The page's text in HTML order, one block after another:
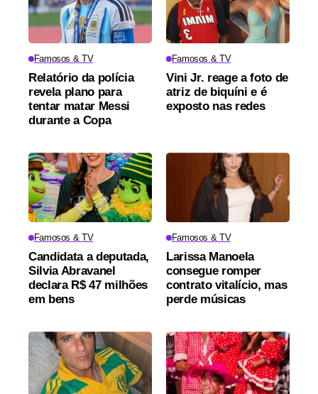
Famosos & TV
Relatório da polícia
revela plano para
tentar matar Messi
durante a Copa
Famosos & TV
Vini Jr. reage a foto de
atriz de biquíni e é
exposto nas redes
Famosos & TV
Candidata a deputada,
Silvia Abravanel
declara R$ 47 milhões
em bens
Famosos & TV
Larissa Manoela
consegue romper
contrato vitalício, mas
perde músicas